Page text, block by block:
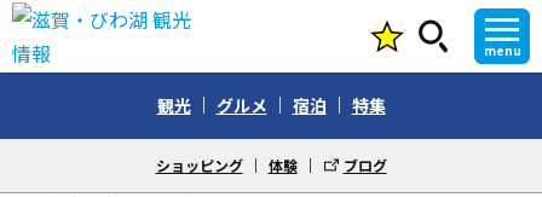
menu
観光 グルメ 宿泊 特集
ショッピング 体験 ブログ